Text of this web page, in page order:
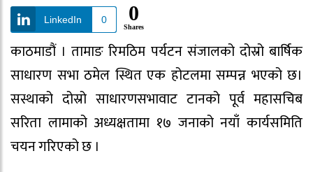
LinkedIn 0 0
Shares
काठमाडौं । तामाङ रिमठिम पर्यटन संजालको दोस्रो बार्षिक
साधारण सभा ठमेल स्थित एक होटलमा सम्पन्न भएको छ।
सस्थाको दोस्रो साधारणसभावाट टानको पूर्व महासचिब
सरिता लामाको अध्यक्षतामा १७ जनाको नयाँ कार्यसमिति
चयन गरिएको छ ।